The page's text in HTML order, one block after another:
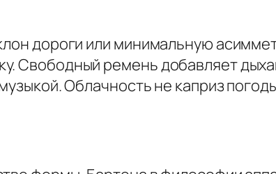
дороги или минимальную
Свободный ремень добавляет
Облачность не каприз